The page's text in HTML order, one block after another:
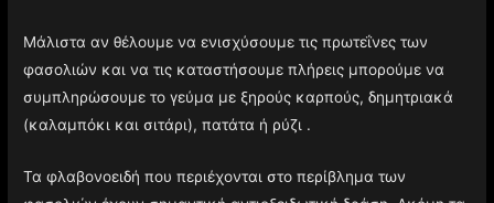
Μάλιστα αν θέλουμε να ενισχύσουμε τις πρωτεΐνες των
φασολιών και να τις καταστήσουμε πλήρεις μπορούμε να
συμπληρώσουμε το γεύμα με ξηρούς καρπούς, δημητριακά
(καλαμπόκι και σιτάρι), πατάτα ή ρύζι .
Τα φλαβονοειδή που περιέχονται στο περίβλημα των